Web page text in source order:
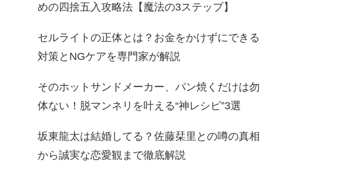
めの四捨五入攻略法【魔法の3ステップ】
セルライトの正体とは？お金をかけずにできる
対策とNGケアを専門家が解説
そのホットサンドメーカー、パン焼くだけは勿
体ない！脱マンネリを叶える“神レシピ”3選
坂東龍太は結婚してる？佐藤栞里との噂の真相
から誠実な恋愛観まで徹底解説